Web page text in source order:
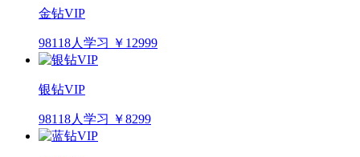
金钻VIP
98118人学习 ￥12999
银钻VIP
98118人学习 ￥8299